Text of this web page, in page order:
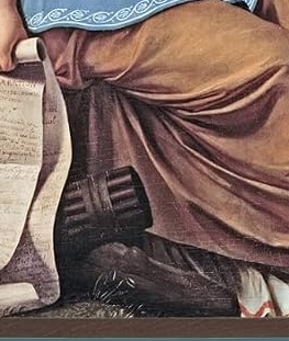
Soulagement du Stress